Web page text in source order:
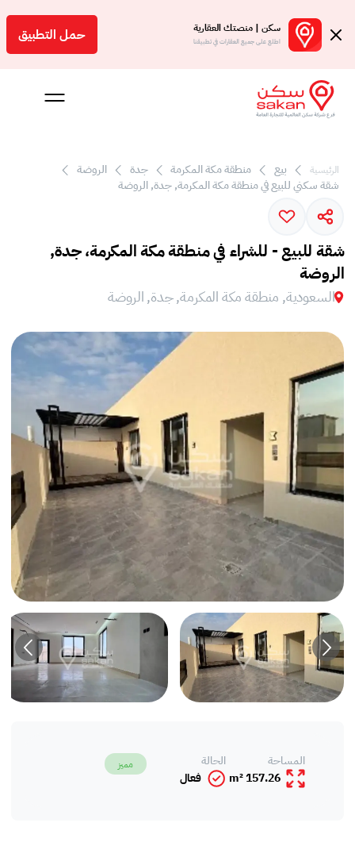
سكن | منصتك العقارية
اطلع على جميع العقارات في تطبيقنا حمل التطبيق
الرئيسية بيع منطقة مكة المكرمة جدة
الروضة
شقة سكني للبيع في منطقة مكة المكرمة, جدة, الروضة
شقة للبيع - للشراء في منطقة مكة المكرمة، جدة,
الروضة
السعودية, منطقة مكة المكرمة, جدة, الروضة
المساحة
157.26 m²
الحالة
فعال
مميز